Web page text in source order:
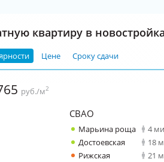
квартиру в
Цене Сроку сдачи
руб./м2
СВАО
Марьина роща
4
Достоевская
18
Рижская
21